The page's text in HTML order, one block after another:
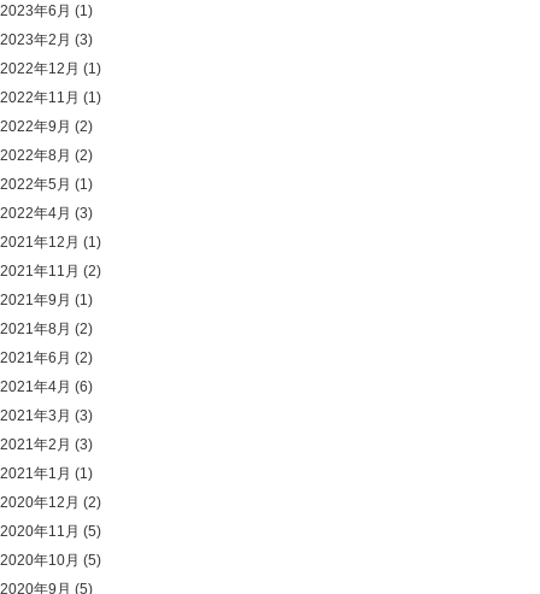
2023年6月 (1)
2023年2月 (3)
2022年12月 (1)
2022年11月 (1)
2022年9月 (2)
2022年8月 (2)
2022年5月 (1)
2022年4月 (3)
2021年12月 (1)
2021年11月 (2)
2021年9月 (1)
2021年8月 (2)
2021年6月 (2)
2021年4月 (6)
2021年3月 (3)
2021年2月 (3)
2021年1月 (1)
2020年12月 (2)
2020年11月 (5)
2020年10月 (5)
2020年9月 (5)